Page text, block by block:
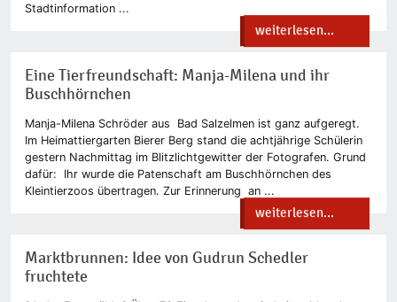
Stadtinformation ...
weiterlesen...
Eine Tierfreundschaft: Manja-Milena und ihr
Buschhörnchen
Manja-Milena Schröder aus Bad Salzelmen ist ganz aufgeregt.
Im Heimattiergarten Bierer Berg stand die achtjährige Schülerin
gestern Nachmittag im Blitzlichtgewitter der Fotografen. Grund
dafür: Ihr wurde die Patenschaft am Buschhörnchen des
Kleintierzoos übertragen. Zur Erinnerung an ...
weiterlesen...
Marktbrunnen: Idee von Gudrun Schedler
fruchtete